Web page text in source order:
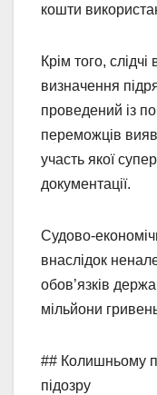
кошти
Крім того,
визначення
проведений із
переможців
участь якої
документації.
Судово-
внаслідок
обов’язків
мільйони
## Колишньому
підозру